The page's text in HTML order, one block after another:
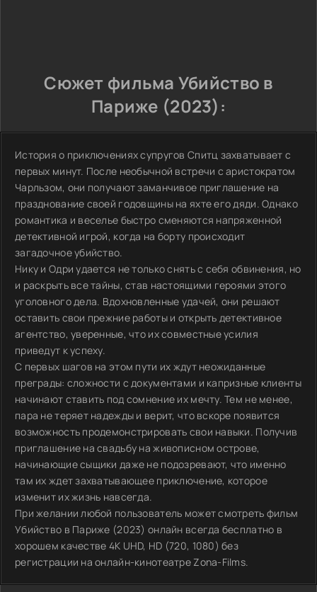
Сюжет фильма Убийство в
Париже (2023):
История о приключениях супругов Спитц захватывает с
первых минут. После необычной встречи с аристократом
Чарльзом, они получают заманчивое приглашение на
празднование своей годовщины на яхте его дяди. Однако
романтика и веселье быстро сменяются напряженной
детективной игрой, когда на борту происходит
загадочное убийство.
Нику и Одри удается не только снять с себя обвинения, но
и раскрыть все тайны, став настоящими героями этого
уголовного дела. Вдохновленные удачей, они решают
оставить свои прежние работы и открыть детективное
агентство, уверенные, что их совместные усилия
приведут к успеху.
С первых шагов на этом пути их ждут неожиданные
преграды: сложности с документами и капризные клиенты
начинают ставить под сомнение их мечту. Тем не менее,
пара не теряет надежды и верит, что вскоре появится
возможность продемонстрировать свои навыки. Получив
приглашение на свадьбу на живописном острове,
начинающие сыщики даже не подозревают, что именно
там их ждет захватывающее приключение, которое
изменит их жизнь навсегда.
При желании любой пользователь может смотреть фильм
Убийство в Париже (2023) онлайн всегда бесплатно в
хорошем качестве 4K UHD, HD (720, 1080) без
регистрации на онлайн-кинотеатре Zona-Films.